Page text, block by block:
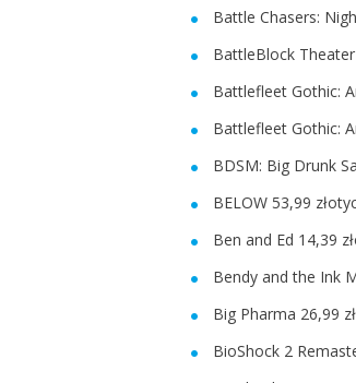
Battle Chasers:
BattleBlock
Battlefleet Gothic:
Battlefleet Gothic:
BDSM: Big Drunk
BELOW 53,99
Ben and Ed 14,39
Bendy and the Ink
Big Pharma 26,99
BioShock 2